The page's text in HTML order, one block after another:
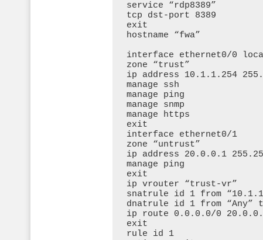
service “rdp8389”
tcp dst-port 8389
exit
hostname “fwa”
interface ethernet0/0
zone “trust”
ip address 10.1.1.254
manage ssh
manage ping
manage snmp
manage https
exit
interface ethernet0/1
zone “untrust”
ip address 20.0.0.1
manage ping
exit
ip vrouter “trust-vr”
snatrule id 1 from
dnatrule id 1 from “Any”
ip route 0.0.0.0/0
exit
rule id 1